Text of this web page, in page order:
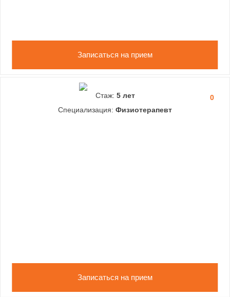
Записаться на прием
0
Стаж: 5 лет
Специализация: Физиотерапевт
Записаться на прием